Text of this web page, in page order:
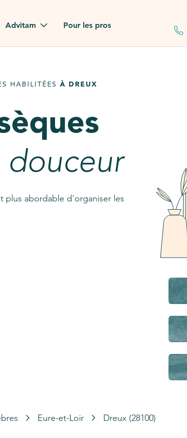
Advitam
dans la presse
notre FAQ
Pour les pros
HABILITÉES À DREUX
plus abordable d'organiser les
Eure-et-Loir Dreux (28100)